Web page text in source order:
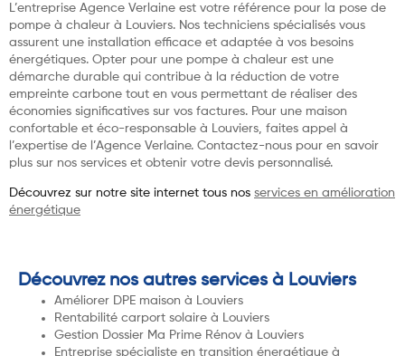
L’entreprise Agence Verlaine est votre référence pour la pose de
pompe à chaleur à Louviers. Nos techniciens spécialisés vous
assurent une installation efficace et adaptée à vos besoins
énergétiques. Opter pour une pompe à chaleur est une
démarche durable qui contribue à la réduction de votre
empreinte carbone tout en vous permettant de réaliser des
économies significatives sur vos factures. Pour une maison
confortable et éco-responsable à Louviers, faites appel à
l’expertise de l’Agence Verlaine. Contactez-nous pour en savoir
plus sur nos services et obtenir votre devis personnalisé.
Découvrez sur notre site internet tous nos services en amélioration
énergétique
Découvrez nos autres services à Louviers
Améliorer DPE maison à Louviers
Rentabilité carport solaire à Louviers
Gestion Dossier Ma Prime Rénov à Louviers
Entreprise spécialiste en transition énergétique à